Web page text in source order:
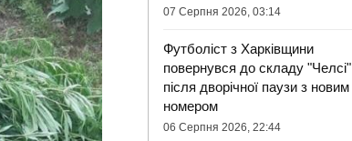
07 Серпня 2026, 03:14
Футболіст з Харківщини
повернувся до складу "Челсі"
після дворічної паузи з новим
номером
06 Серпня 2026, 22:44